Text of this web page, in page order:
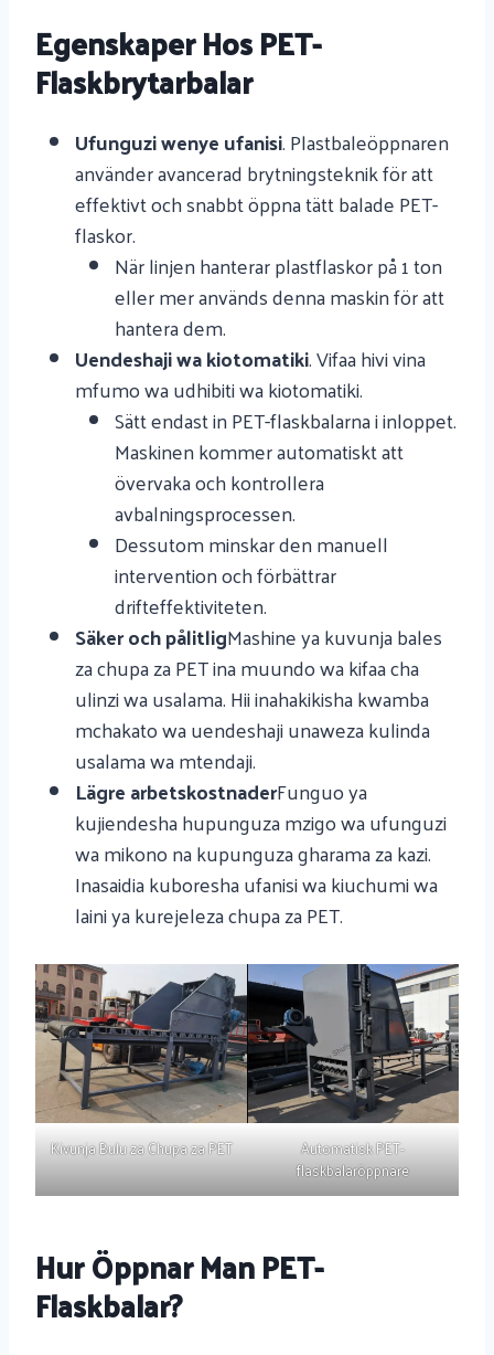
Egenskaper Hos PET-
Flaskbrytarbalar
Ufunguzi wenye ufanisi. Plastbaleöppnaren
använder avancerad brytningsteknik för att
effektivt och snabbt öppna tätt balade PET-
flaskor.
När linjen hanterar plastflaskor på 1 ton
eller mer används denna maskin för att
hantera dem.
Uendeshaji wa kiotomatiki. Vifaa hivi vina
mfumo wa udhibiti wa kiotomatiki.
Sätt endast in PET-flaskbalarna i inloppet.
Maskinen kommer automatiskt att
övervaka och kontrollera
avbalningsprocessen.
Dessutom minskar den manuell
intervention och förbättrar
drifteffektiviteten.
Säker och pålitligMashine ya kuvunja bales
za chupa za PET ina muundo wa kifaa cha
ulinzi wa usalama. Hii inahakikisha kwamba
mchakato wa uendeshaji unaweza kulinda
usalama wa mtendaji.
Lägre arbetskostnaderFunguo ya
kujiendesha hupunguza mzigo wa ufunguzi
wa mikono na kupunguza gharama za kazi.
Inasaidia kuboresha ufanisi wa kiuchumi wa
laini ya kurejeleza chupa za PET.
Kivunja Bulu za Chupa za PET
Automatisk PET-
flaskbalaröppnare
Hur Öppnar Man PET-
Flaskbalar?